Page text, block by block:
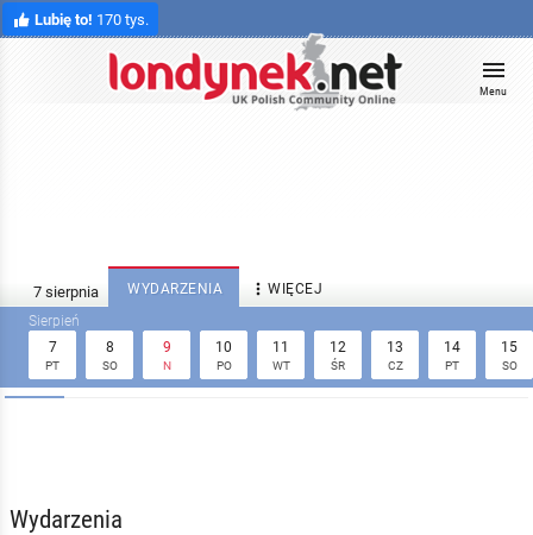
Lubię to! 170 tys.
Menu
WYDARZENIA  WIĘCEJ
7
PT
8
SO
9
N
10
PO
11
WT
12
ŚR
13
CZ
14
PT
15
SO
Wydarzenia